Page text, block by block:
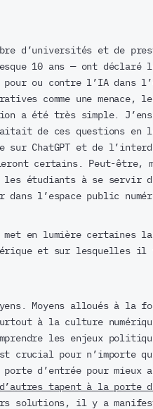
d’universités et de
10 ans — ont déclaré
ou contre l’IA dans
comme une menace,
a été très simple.
de ces questions en
sur ChatGPT et de
certains. Peut-être,
étudiants à se servir
l’espace public
en lumière certaines
et sur lesquelles
Moyens alloués à la
à la culture
les enjeux
crucial pour n’importe
d’entrée pour mieux
tapent à la porte
solutions, il y a